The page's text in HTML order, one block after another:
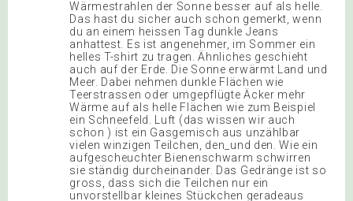
Wärmestrahlen der Sonne besser auf als helle.
Das hast du sicher auch schon gemerkt, wenn
du an einem heissen Tag dunkle Jeans
anhattest. Es ist angenehmer, im Sommer ein
helles T-shirt zu tragen. Ähnliches geschieht
auch auf der Erde. Die Sonne erwärmt Land und
Meer. Dabei nehmen dunkle Flächen wie
Teerstrassen oder umgepflügte Äcker mehr
Wärme auf als helle Flächen wie zum Beispiel
ein Schneefeld. Luft (das wissen wir auch
schon ) ist ein Gasgemisch aus unzählbar
vielen winzigen Teilchen, den_und den. Wie ein
aufgescheuchter Bienenschwarm schwirren
sie ständig durcheinander. Das Gedränge ist so
gross, dass sich die Teilchen nur ein
unvorstellbar kleines Stückchen geradeaus